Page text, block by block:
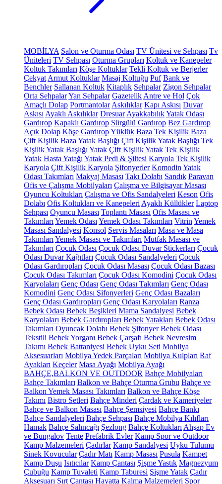
MOBİLYA Salon ve Oturma Odası TV Ünitesi ve Sehpası Tv
Üniteleri TV Sehpası Oturma Grupları Koltuk ve Kanepeler
Koltuk Takımları Köşe Koltuklar Tekli Koltuk ve Berjerler
Çekyat Armut Koltuklar Masaj Koltuğu Puf Bank ve
Benchler Sallanan Koltuk Kitaplık Sehpalar Zigon Sehpalar
Orta SehpalarYan Sehpalar Gazetelik Antre ve Hol Çok
Amaçlı Dolap Portmantolar Askılıklar Kapı Askısı Duvar
Askısı Ayaklı Askılıklar Dresuar AyakkabılıkYatak Odası
Gardırop Kapaklı Gardırop Sürgülü Gardırop Bez Gardırop
Açık Dolap Köşe GardıropYüklük Baza Tek Kişilik Baza
Çift Kişilik Baza Yatak Başlığı Çift Kişilik Yatak Başlığı Tek
Kişilik Yatak Başlığı Yatak Çift Kişilik Yatak Tek Kişilik
Yatak Hasta Yatağı Yatak Pedi & Şiltesi Karyola Tek Kişilik
Karyola Çift Kişilik Karyola Şifonyerler Komodin Yatak
Odası Takımları Makyaj Masası Takı Dolabı Sandık Paravan
Ofis ve Çalışma Mobilyaları Çalışma ve Bilgisayar Masası
Oyuncu Koltukları Çalışma ve Ofis Sandalyeleri Keson Ofis
Dolabı Ofis Koltukları ve Kanepeleri Ayaklı Küllükler Laptop
Sehpası Oyuncu Masası Toplantı Masası Ofis Masası ve
Takımları Yemek Odası Yemek Odası Takımları Vitrin Yemek
Masası Sandalyesi Konsol Servis Masaları Masa ve Masa
Takımları Yemek Masası ve Takımları Mutfak Masası ve
Takımları Çocuk Odası Çocuk Odası Duvar Stickerları Çocuk
Odası Duvar Kağıtları Çocuk Odası Sandalyeleri Çocuk
Odası Gardıropları Çocuk Odası Masası Çocuk Odası Bazası
Çocuk Odası Takımları Çocuk Odası Komodini Çocuk Odası
Karyolaları Genç Odası Genç Odası Takımları Genç Odası
Komodini Genç Odası Şifonyerleri Genç Odası Bazaları
Genç Odası Gardıropları Genç Odası Karyolaları Ranza
Bebek Odası Bebek Beşikleri Mama Sandalyesi Bebek
Karyolaları Bebek Gardıropları Bebek Yatakları Bebek Odası
Takımları Oyuncak Dolabı Bebek Şifonyer Bebek Odası
Tekstili Bebek Yorganı Bebek Çarşafı Bebek Nevresim
Takımı Bebek Battaniyesi Bebek Uyku Seti Mobilya
Aksesuarları Mobilya Yedek Parçaları Mobilya Kulpları Raf
Ayakları Keçeler Masa Ayağı Mobilya Ayağı
BAHÇE,BALKON VE OUTDOOR Bahçe Mobilyaları
Bahçe Takımları Balkon ve Bahçe Oturma Grubu Bahçe ve
Balkon Yemek Masası Takımları Balkon ve Bahçe Köşe
Takımı Bistro Setleri Bahçe Minderi Çardak ve Kameriyeler
Bahçe ve Balkon Masası Bahçe Şemsiyesi Bahçe Bankı
Bahçe Sandalyeleri Bahçe Sehpası Bahçe Mobilya Kılıfları
Hamak Bahçe Salıncağı Şezlong Bahçe Koltukları Ahşap Ev
ve Bungalov Tente Prefabrik Evler Kamp Spor ve Outdoor
Kamp Malzemeleri Çadırlar Kamp Sandalyesi Uyku Tulumu
Sinek Kovucular Çadır Matı Kamp Masası Pusula Kampet
Kamp Duşu Isıtıcılar Kamp Çantası Şişme Yastık Magnezyum
Çubuğu Kamp Tuvaleti Kamp Taburesi Şişme Yatak Çadır
Aksesuarı Sırt Çantası Hayatta Kalma Malzemeleri Spor